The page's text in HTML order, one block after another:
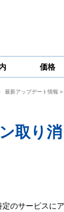
Google
価格
最新アップデート情報 >
取り
のサービスに